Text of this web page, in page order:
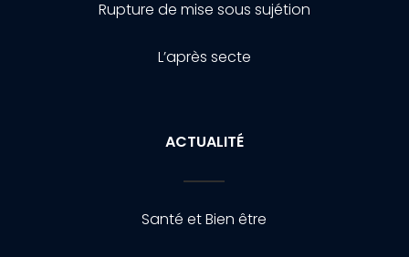
Rupture de mise sous sujétion
L’après secte
ACTUALITÉ
Santé et Bien être